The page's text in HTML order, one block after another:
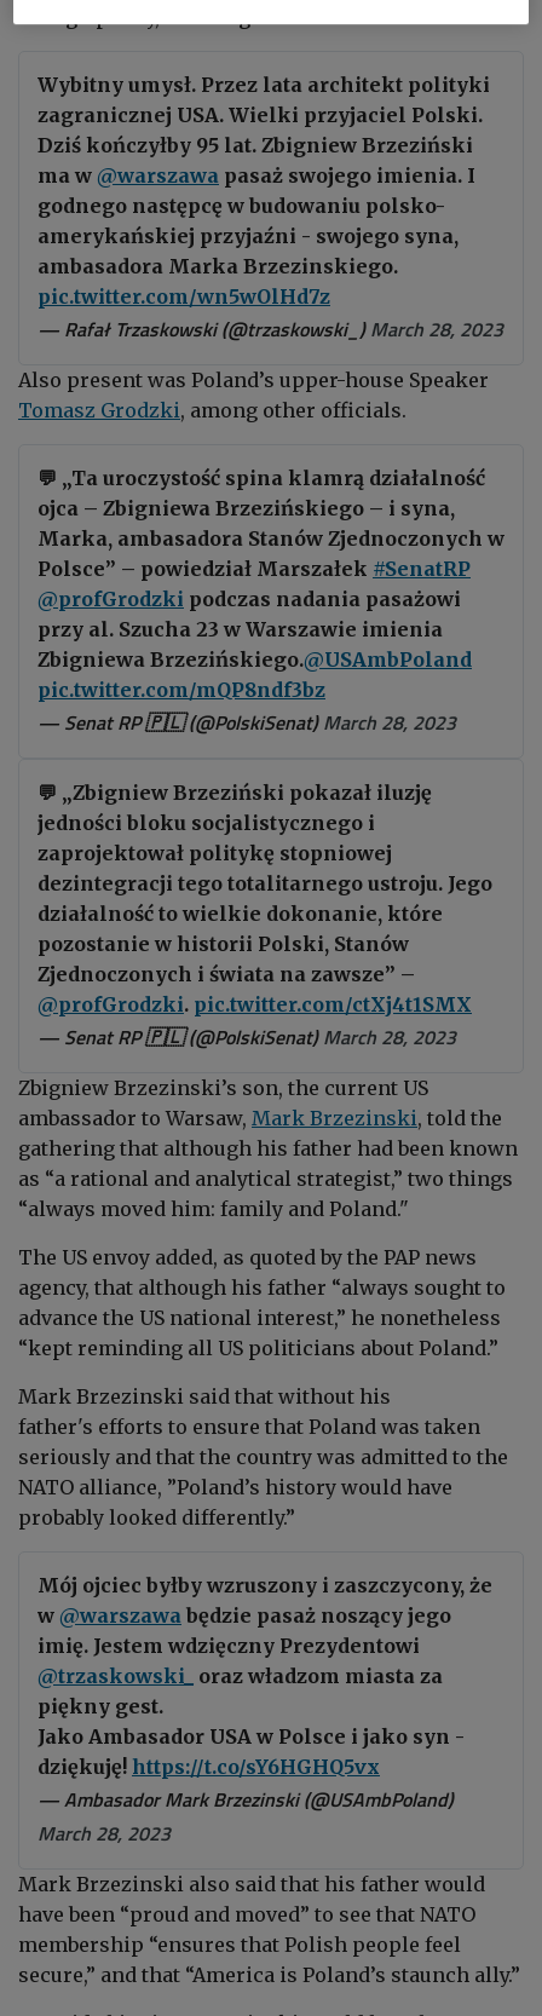
Wybitny umysł. Przez lata architekt polityki
zagranicznej USA. Wielki przyjaciel Polski.
Dziś kończyłby 95 lat. Zbigniew Brzeziński
ma w @warszawa pasaż swojego imienia. I
godnego następcę w budowaniu polsko-
amerykańskiej przyjaźni - swojego syna,
ambasadora Marka Brzezinskiego.
pic.twitter.com/wn5wOlHd7z
— Rafał Trzaskowski (@trzaskowski_)March 28, 2023
Also present was Poland’s upper-house Speaker
Tomasz Grodzki, among other officials.
💬 „Ta uroczystość spina klamrą działalność
ojca – Zbigniewa Brzezińskiego – i syna,
Marka, ambasadora Stanów Zjednoczonych w
Polsce” – powiedział Marszałek #SenatRP
@profGrodzki podczas nadania pasażowi
przy al. Szucha 23 w Warszawie imienia
Zbigniewa Brzezińskiego.@USAmbPoland
pic.twitter.com/mQP8ndf3bz
— Senat RP 🇵🇱 (@PolskiSenat)March 28, 2023
💬 „Zbigniew Brzeziński pokazał iluzję
jedności bloku socjalistycznego i
zaprojektował politykę stopniowej
dezintegracji tego totalitarnego ustroju. Jego
działalność to wielkie dokonanie, które
pozostanie w historii Polski, Stanów
Zjednoczonych i świata na zawsze” –
@profGrodzki. pic.twitter.com/ctXj4t1SMX
— Senat RP 🇵🇱 (@PolskiSenat)March 28, 2023
Zbigniew Brzezinski’s son, the current US
ambassador to Warsaw, Mark Brzezinski, told the
gathering that although his father had been known
as “a rational and analytical strategist,” two things
“always moved him: family and Poland."
The US envoy added, as quoted by the PAP news
agency, that although his father “always sought to
advance the US national interest,” he nonetheless
“kept reminding all US politicians about Poland.”
Mark Brzezinski said that without his
father's efforts to ensure that Poland was taken
seriously and that the country was admitted to the
NATO alliance, ”Poland’s history would have
probably looked differently.”
Mój ojciec byłby wzruszony i zaszczycony, że
w @warszawa będzie pasaż noszący jego
imię. Jestem wdzięczny Prezydentowi
@trzaskowski_
oraz władzom miasta za
piękny gest.
Jako Ambasador USA w Polsce i jako syn -
dziękuję! https://t.co/sY6HGHQ5vx
— Ambasador Mark Brzezinski (@USAmbPoland)
March 28, 2023
Mark Brzezinski also said that his father would
have been “proud and moved” to see that NATO
membership “ensures that Polish people feel
secure,” and that “America is Poland’s staunch ally.”